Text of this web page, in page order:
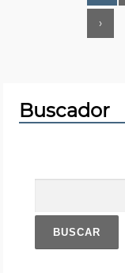
›
Buscador